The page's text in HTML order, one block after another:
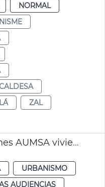
NORMAL
ZAL
Transferencia 8 millones AUMSA viviendas alquiler asequible
URBANISMO
AUDIENCIAS